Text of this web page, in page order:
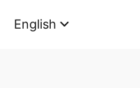
English